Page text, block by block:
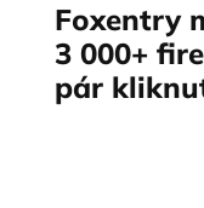
Foxentry
3 000+
pár